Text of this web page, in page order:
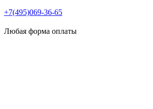
+7(495)069-36-65
Любая форма оплаты